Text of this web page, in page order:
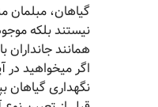
گیاهان، مبلمان
نیستند بلکه
همانند جانداران
اگر میخواهید در
نگهداری گیاهان